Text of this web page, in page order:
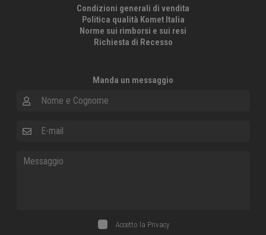
Condizioni generali di vendita
Politica qualità Komet Italia
Norme sui rimborsi e sui resi
Richiesta di Recesso
Manda un messaggio
Accetto la Privacy